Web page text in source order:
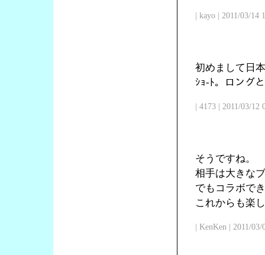
| kayo | 2011/03/14
初めまして日
ｼｮ-ﾄ。ロング
| 4173 | 2011/03/12
そうですね。
相手は大きな
でもコラボで
これからも楽
| KenKen | 2011/